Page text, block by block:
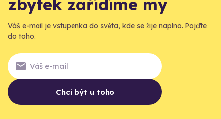
zbytek zařídíme my
Váš e-mail je vstupenka do světa, kde se žije naplno. Pojďte
do toho.
Chci být u toho